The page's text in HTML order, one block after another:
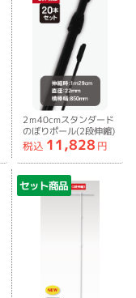
2ｍ40cmスタンダード
のぼりポール(2段伸縮)
全パーツ黒20本セット
税込 11,828 円
セット商品